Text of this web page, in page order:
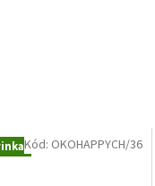
Kód: OKOHAPPYCH/36